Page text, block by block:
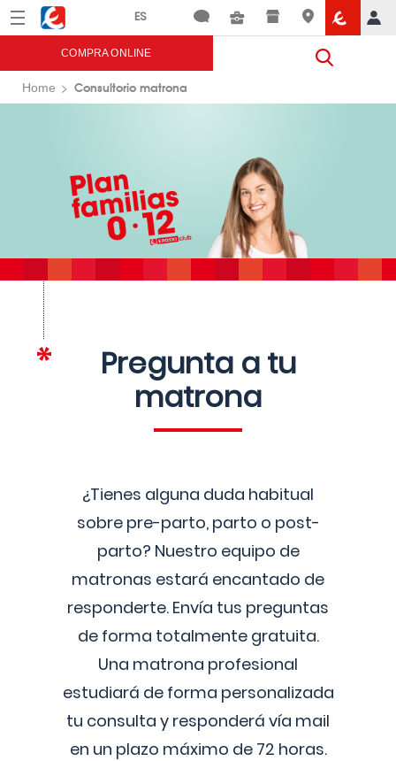
Menú Eroski
COMPRA ONLINE
Home Consultorio matrona
Pregunta a tu
matrona
¿Tienes alguna duda habitual
sobre pre-parto, parto o post-
parto? Nuestro equipo de
matronas estará encantado de
responderte. Envía tus preguntas
de forma totalmente gratuita.
Una matrona profesional
estudiará de forma personalizada
tu consulta y responderá vía mail
en un plazo máximo de 72 horas.